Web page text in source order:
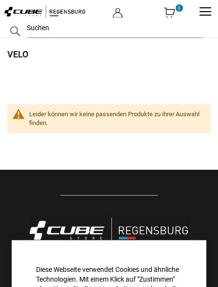
Diese Webseite verwendet Cookies und ähnliche
Technologien. Mit einem Klick auf "Zustimmen"
Inhalt
Search
VELO
Leider können wir keine passenden Produkte zu ihrer Auswahl
finden.
AKTIONEN UND NEUHEITEN ABONNIEREN UND